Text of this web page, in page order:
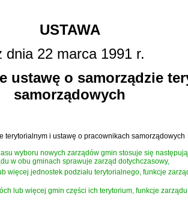
USTAWA
dnia 22 marca 1991 r.
ustawę o samorządzie
samorządowych
i ustawę o pracownikach samorządowych
wyboru nowych zarządów gmin stosuje się
w obu gminach sprawuje zarząd dotychczasowy,
jednostek podziału terytorialnego, funkcje
lub więcej gmin części ich terytorium, funkcje